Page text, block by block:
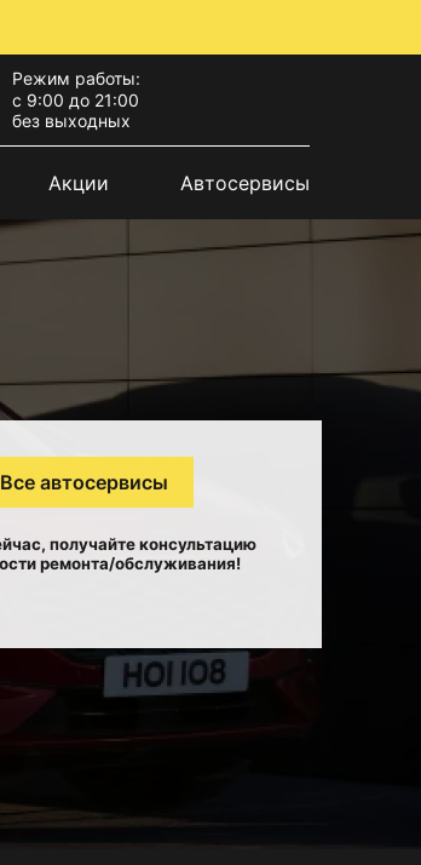
Режим работы:
с 9:00 до 21:00
без выходных
Акции Автосервисы
Все автосервисы
получайте консультацию
ремонта/обслуживания!